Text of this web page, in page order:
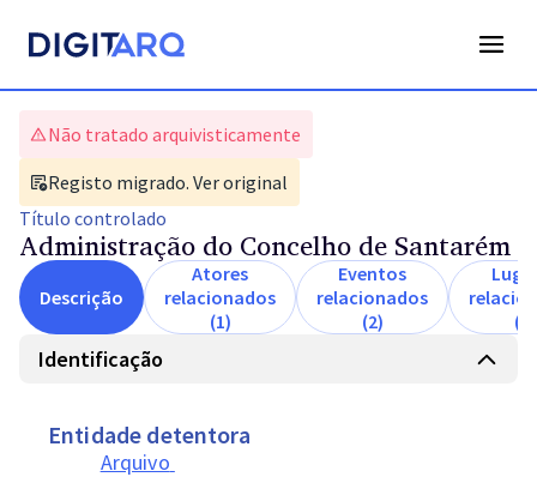
Não tratado arquivisticamente
Registo migrado. Ver original
Título controlado
Administração do Concelho de Santarém
Descrição
Atores
relacionados
(1)
Eventos
relacionados
(2)
(1)
Identificação
Entidade detentora
Arquivo